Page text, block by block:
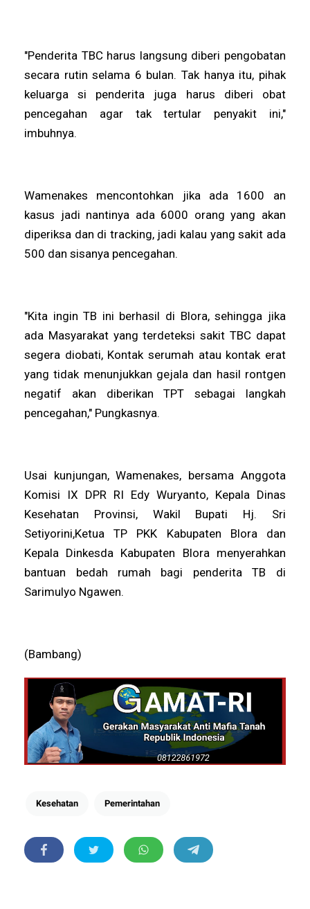
"Penderita TBC harus langsung diberi pengobatan
secara rutin selama 6 bulan. Tak hanya itu, pihak
keluarga si penderita juga harus diberi obat
pencegahan agar tak tertular penyakit ini,"
imbuhnya.
Wamenakes mencontohkan jika ada 1600 an
kasus jadi nantinya ada 6000 orang yang akan
diperiksa dan di tracking, jadi kalau yang sakit ada
500 dan sisanya pencegahan.
"Kita ingin TB ini berhasil di Blora, sehingga jika
ada Masyarakat yang terdeteksi sakit TBC dapat
segera diobati, Kontak serumah atau kontak erat
yang tidak menunjukkan gejala dan hasil rontgen
negatif akan diberikan TPT sebagai langkah
pencegahan," Pungkasnya.
Usai kunjungan, Wamenakes, bersama Anggota
Komisi IX DPR RI Edy Wuryanto, Kepala Dinas
Kesehatan Provinsi, Wakil Bupati Hj. Sri
Setiyorini,Ketua TP PKK Kabupaten Blora dan
Kepala Dinkesda Kabupaten Blora menyerahkan
bantuan bedah rumah bagi penderita TB di
Sarimulyo Ngawen.
(Bambang)
Kesehatan Pemerintahan